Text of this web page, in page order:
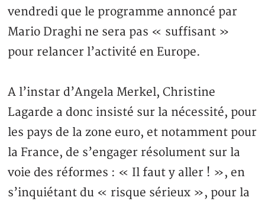
vendredi que le programme annoncé par
Mario Draghi ne sera pas « suffisant »
pour relancer l’activité en Europe.
A l’instar d’Angela Merkel, Christine
Lagarde a donc insisté sur la nécessité, pour
les pays de la zone euro, et notamment pour
la France, de s’engager résolument sur la
voie des réformes : « Il faut y aller ! », en
s’inquiétant du « risque sérieux », pour la